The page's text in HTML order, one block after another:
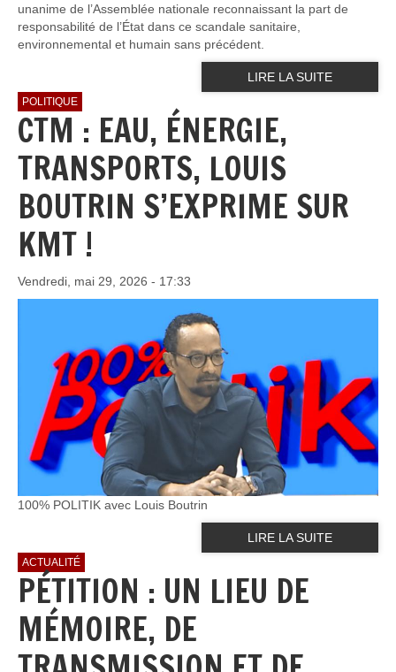
unanime de l’Assemblée nationale reconnaissant la part de
responsabilité de l’État dans ce scandale sanitaire,
environnemental et humain sans précédent.
LIRE LA SUITE
POLITIQUE
CTM : EAU, ÉNERGIE,
TRANSPORTS, LOUIS
BOUTRIN S’EXPRIME SUR
KMT !
Vendredi, mai 29, 2026 - 17:33
100% POLITIK avec Louis Boutrin
LIRE LA SUITE
ACTUALITÉ
PÉTITION : UN LIEU DE
MÉMOIRE, DE